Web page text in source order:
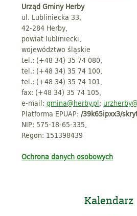
Urząd Gminy Herby
ul. Lubliniecka 33,
42-284 Herby,
powiat lubliniecki,
województwo śląskie
tel.: (+48 34) 35 74 080,
tel.: (+48 34) 35 74 100,
tel.: (+48 34) 35 74 101,
fax: (+48 34) 35 74 105,
e-mail:gmina@herby.pl;
Platforma EPUAP:/39k65ipxx3/
NIP: 575-18-65-335,
Regon: 151398439
Ochrona danych osobowych
Kalendarz